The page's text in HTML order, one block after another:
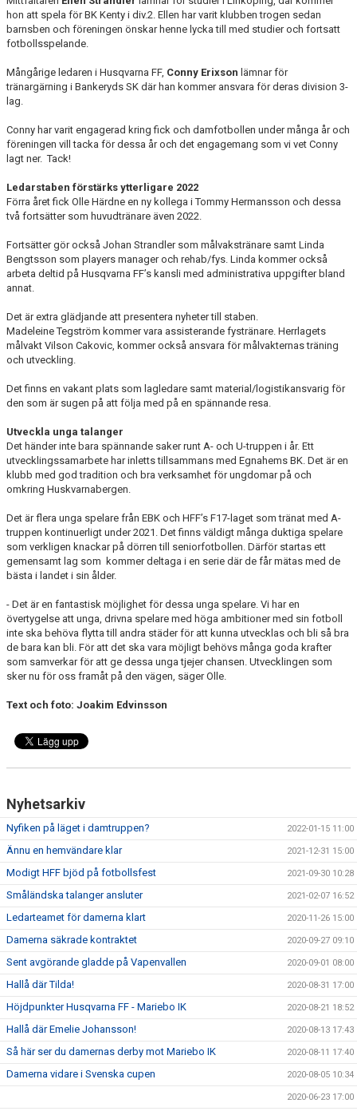
hon att spela för BK Kenty i div.2. Ellen har varit klubben trogen sedan
barnsben och föreningen önskar henne lycka till med studier och fortsatt
fotbollsspelande.
Mångårige ledaren i Husqvarna FF, Conny Erixson lämnar för
tränargärning i Bankeryds SK där han kommer ansvara för deras division 3-
lag.
Conny har varit engagerad kring fick och damfotbollen under många år och
föreningen vill tacka för dessa år och det engagemang som vi vet Conny
lagt ner. Tack!
Ledarstaben förstärks ytterligare 2022
Förra året fick Olle Härdne en ny kollega i Tommy Hermansson och dessa
två fortsätter som huvudtränare även 2022.
Fortsätter gör också Johan Strandler som målvakstränare samt Linda
Bengtsson som players manager och rehab/fys. Linda kommer också
arbeta deltid på Husqvarna FF’s kansli med administrativa uppgifter bland
annat.
Det är extra glädjande att presentera nyheter till staben.
Madeleine Tegström kommer vara assisterande fystränare. Herrlagets
målvakt Vilson Cakovic, kommer också ansvara för målvakternas träning
och utveckling.
Det finns en vakant plats som lagledare samt material/logistikansvarig för
den som är sugen på att följa med på en spännande resa.
Utveckla unga talanger
Det händer inte bara spännande saker runt A- och U-truppen i år. Ett
utvecklingssamarbete har inletts tillsammans med Egnahems BK. Det är en
klubb med god tradition och bra verksamhet för ungdomar på och
omkring Huskvarnabergen.
Det är flera unga spelare från EBK och HFF’s F17-laget som tränat med A-
truppen kontinuerligt under 2021. Det finns väldigt många duktiga spelare
som verkligen knackar på dörren till seniorfotbollen. Därför startas ett
gemensamt lag som kommer deltaga i en serie där de får mätas med de
bästa i landet i sin ålder.
- Det är en fantastisk möjlighet för dessa unga spelare. Vi har en
övertygelse att unga, drivna spelare med höga ambitioner med sin fotboll
inte ska behöva flytta till andra städer för att kunna utvecklas och bli så bra
de bara kan bli. För att det ska vara möjligt behövs många goda krafter
som samverkar för att ge dessa unga tjejer chansen. Utvecklingen som
sker nu för oss framåt på den vägen, säger Olle.
Text och foto: Joakim Edvinsson
Nyhetsarkiv
Nyfiken på läget i damtruppen? 2022-01-15 11:00
Ännu en hemvändare klar 2021-12-31 15:00
Modigt HFF bjöd på fotbollsfest 2021-09-30 10:28
Småländska talanger ansluter 2021-02-07 16:52
Ledarteamet för damerna klart 2020-11-26 15:00
Damerna säkrade kontraktet 2020-09-27 09:10
Sent avgörande gladde på Vapenvallen 2020-09-01 08:00
Hallå där Tilda! 2020-08-31 17:00
Höjdpunkter Husqvarna FF - Mariebo IK 2020-08-21 18:52
Hallå där Emelie Johansson! 2020-08-13 17:43
Så här ser du damernas derby mot Mariebo IK 2020-08-11 17:40
Damerna vidare i Svenska cupen 2020-08-05 10:34
2020-06-23 17:00